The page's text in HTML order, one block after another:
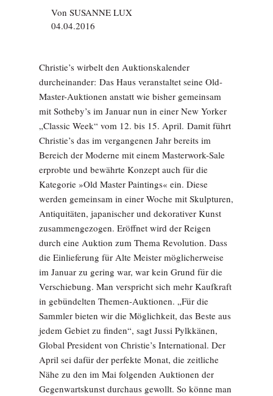
Von SUSANNE LUX
04.04.2016
Christie’s wirbelt den Auktionskalender
durcheinander: Das Haus veranstaltet seine Old-
Master-Auktionen anstatt wie bisher gemeinsam
mit Sotheby’s im Januar nun in einer New Yorker
„Classic Week“ vom 12. bis 15. April. Damit führt
Christie’s das im vergangenen Jahr bereits im
Bereich der Moderne mit einem Masterwork-Sale
erprobte und bewährte Konzept auch für die
Kategorie »Old Master Paintings« ein. Diese
werden gemeinsam in einer Woche mit Skulpturen,
Antiquitäten, japanischer und dekorativer Kunst
zusammengezogen. Eröffnet wird der Reigen
durch eine Auktion zum Thema Revolution. Dass
die Einlieferung für Alte Meister möglicherweise
im Januar zu gering war, war kein Grund für die
Verschiebung. Man verspricht sich mehr Kaufkraft
in gebündelten Themen-Auktionen. „Für die
Sammler bieten wir die Möglichkeit, das Beste aus
jedem Gebiet zu finden“, sagt Jussi Pylkkänen,
Global President von Christie’s International. Der
April sei dafür der perfekte Monat, die zeitliche
Nähe zu den im Mai folgenden Auktionen der
Gegenwartskunst durchaus gewollt. So könne man